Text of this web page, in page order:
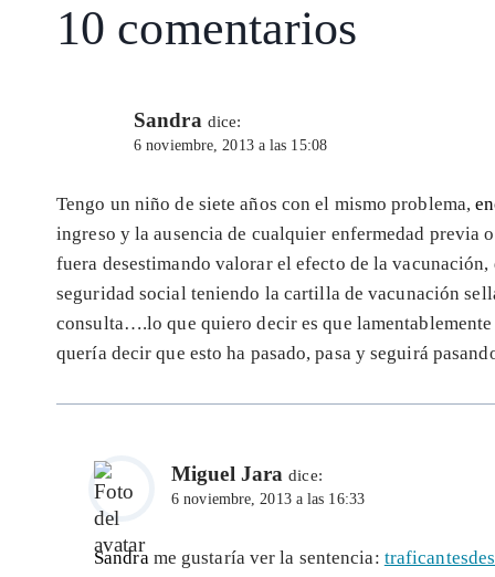
10 comentarios
Sandra dice:
6 noviembre, 2013 a las 15:08
Tengo un niño de siete años con el mismo problema,
ingreso y la ausencia de cualquier enfermedad previa
fuera desestimando valorar el efecto de la vacunación,
seguridad social teniendo la cartilla de vacunación
consulta….lo que quiero decir es que
quería decir que esto ha pasado, pasa y seguirá
Miguel Jara dice:
6 noviembre, 2013 a las 16:33
Sandra me gustaría ver la sentencia: